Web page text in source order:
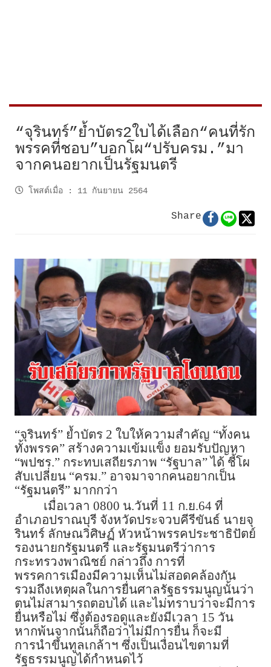
“จุรินทร์”ย้ำบัตร2ใบได้เลือก“คนที่รัก
พรรคที่ชอบ”บอกโผ“ปรับครม.”มา
จากคนอยากเป็นรัฐมนตรี
โพสต์เมื่อ : 11 กันยายน 2564
Share
“จุรินทร์” ย้ำบัตร 2 ใบให้ความสำคัญ “ทั้งคน
ทั้งพรรค” สร้างความเข้มแข็ง ยอมรับปัญหา
“พปชร.” กระทบเสถียรภาพ “รัฐบาล” ได้ ชี้โผ
สับเปลี่ยน “ครม.” อาจมาจากคนอยากเป็น
“รัฐมนตรี” มากกว่า
เมื่อเวลา 0800 น.วันที่ 11 ก.ย.64 ที่
อำเภอปราณบุรี จังหวัดประจวบคีรีขันธ์ นายจุ
รินทร์ ลักษณวิศิษฏ์ หัวหน้าพรรคประชาธิปัตย์
รองนายกรัฐมนตรี และรัฐมนตรีว่าการ
กระทรวงพาณิชย์ กล่าวถึง การที่
พรรคการเมืองมีความเห็นไม่สอดคล้องกัน
รวมถึงเหตุผลในการยื่นศาลรัฐธรรมนูญนั้นว่า
ตนไม่สามารถตอบได้ และไม่ทราบว่าจะมีการ
ยื่นหรือไม่ ซึ่งต้องรอดูและยังมีเวลา 15 วัน
หากพ้นจากนั้นก็ถือว่าไม่มีการยื่น ก็จะมี
การนำขึ้นทูลเกล้าฯ ซึ่งเป็นเงื่อนไขตามที่
รัฐธรรมนูญได้กำหนดไว้